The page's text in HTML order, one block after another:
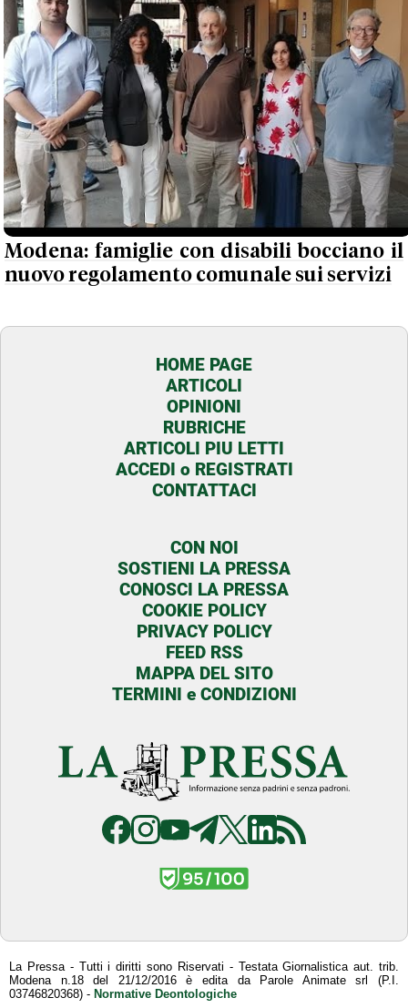
Modena: famiglie con disabili bocciano il
nuovo regolamento comunale sui servizi
HOME PAGE
ARTICOLI
OPINIONI
RUBRICHE
ARTICOLI PIU LETTI
ACCEDI o REGISTRATI
CONTATTACI
CON NOI
SOSTIENI LA PRESSA
CONOSCI LA PRESSA
COOKIE POLICY
PRIVACY POLICY
FEED RSS
MAPPA DEL SITO
TERMINI e CONDIZIONI
La Pressa - Tutti i diritti sono Riservati - Testata Giornalistica aut. trib.
Modena n.18 del 21/12/2016 è edita da Parole Animate srl (P.I.
03746820368) - Normative Deontologiche